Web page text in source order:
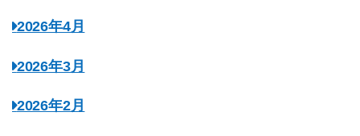
2026年4月
2026年3月
2026年2月